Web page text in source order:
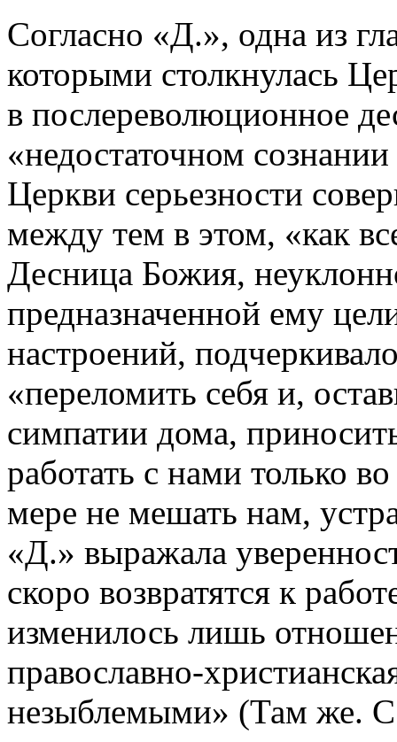
Согласно «Д.», одна из
которыми столкнулась
в послереволюционное
«недостаточном
Церкви серьезности
между тем в этом, «как
Десница Божия,
предназначенной ему
настроений,
«переломить себя и,
симпатии дома,
работать с нами только
мере не мешать нам,
«Д.» выражала
скоро возвратятся к
изменилось лишь
православно-
незыблемыми» (Там же.